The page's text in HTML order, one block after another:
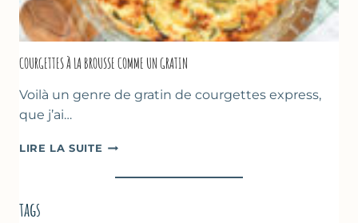
COURGETTES À LA BROUSSE COMME UN GRATIN
Voilà un genre de gratin de courgettes express,
que j’ai…
LIRE LA SUITE COURGETTES
LA
tags